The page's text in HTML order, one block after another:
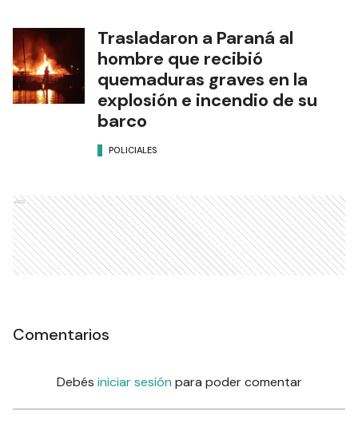
Trasladaron a Paraná al
hombre que recibió
quemaduras graves en la
explosión e incendio de su
barco
POLICIALES
Ads
Comentarios
Debés iniciar sesión para poder comentar